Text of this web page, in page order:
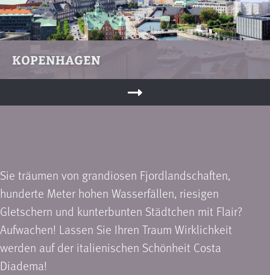
KOPENHAGEN
Sie träumen von grandiosen Fjordland­schaften,
hunderte Meter hohen Wasser­fällen, riesigen
Gletschern und kunterbunten Städtchen mit Flair?
Aufwachen! Lassen Sie Ihren Traum Wirklichkeit
werden auf der italienischen Schönheit Costa
Diadema!